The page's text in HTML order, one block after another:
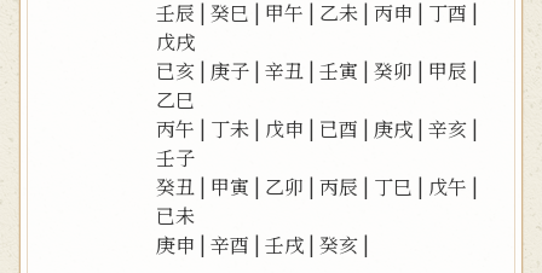
壬辰 |癸巳 | 甲午 | 乙未 |丙申 | 丁酉 |
戊戌
已亥 | 庚子 |辛丑 |壬寅 |癸卯 | 甲辰 |
乙巳
丙午 | 丁未 | 戊申 | 已酉 | 庚戌 |辛亥 |
壬子
癸丑 | 甲寅 | 乙卯 |丙辰 | 丁巳 | 戊午 |
已未
庚申 |辛酉 |壬戌 |癸亥 |